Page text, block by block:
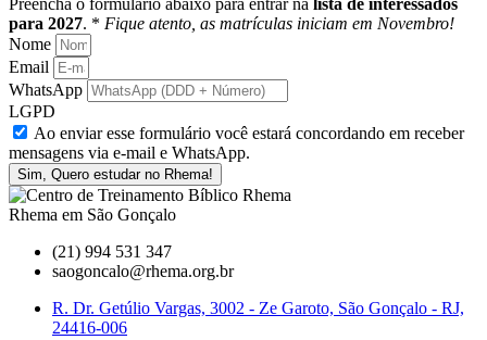
Preencha o formulário abaixo para entrar na lista de interessados
para 2027. * Fique atento, as matrículas iniciam em Novembro!
Nome
Email
WhatsApp
LGPD
Ao enviar esse formulário você estará concordando em receber
mensagens via e-mail e WhatsApp.
Sim, Quero estudar no Rhema!
Rhema em São Gonçalo
(21) 994 531 347
saogoncalo@rhema.org.br
R. Dr. Getúlio Vargas, 3002 - Ze Garoto, São Gonçalo - RJ,
24416-006